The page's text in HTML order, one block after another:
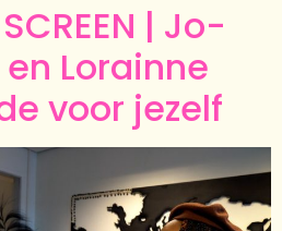
| Jo-
Lorainne
voor jezelf